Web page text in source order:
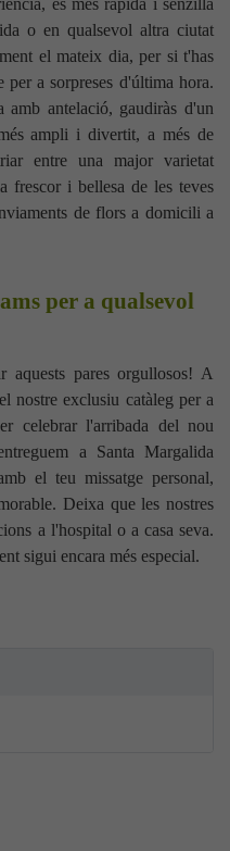
és més ràpida i senzilla
o en qualsevol altra ciutat
el mateix dia, per si t'has
a sorpreses d'última hora.
amb antelació, gaudiràs d'un
ampli i divertit, a més de
entre una major varietat
frescor i bellesa de les teves
de flors a domicili a
per a qualsevol
aquests pares orgullosos! A
nostre exclusiu catàleg per a
celebrar l'arribada del nou
a Santa Margalida
el teu missatge personal,
Deixa que les nostres
a l'hospital o a casa seva.
sigui encara més especial.